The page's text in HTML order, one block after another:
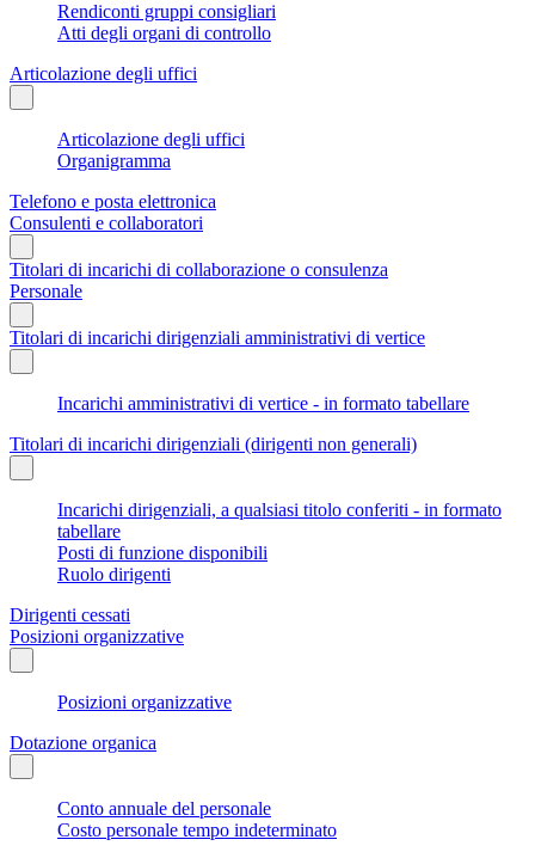
Rendiconti gruppi consigliari
Atti degli organi di controllo
Articolazione degli uffici
Articolazione degli uffici
Organigramma
Telefono e posta elettronica
Consulenti e collaboratori
Titolari di incarichi di collaborazione o consulenza
Personale
Titolari di incarichi dirigenziali amministrativi di vertice
Incarichi amministrativi di vertice - in formato tabellare
Titolari di incarichi dirigenziali (dirigenti non generali)
Incarichi dirigenziali, a qualsiasi titolo conferiti - in formato
tabellare
Posti di funzione disponibili
Ruolo dirigenti
Dirigenti cessati
Posizioni organizzative
Posizioni organizzative
Dotazione organica
Conto annuale del personale
Costo personale tempo indeterminato